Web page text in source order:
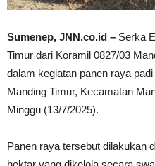
Sumenep, JNN.co.id – Serka
Timur dari Koramil 0827/03
dalam kegiatan panen raya
Manding Timur, Kecamatan
Minggu (13/7/2025).
Panen raya tersebut dilakukan